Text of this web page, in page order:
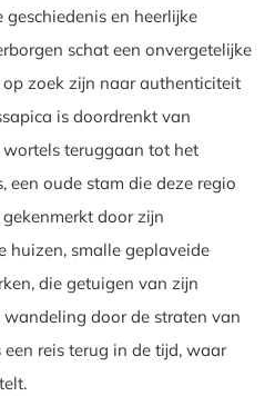
geschiedenis en heerlijke
schat een onvergetelijke
zoek zijn naar authenticiteit
is doordrenkt van
teruggaan tot het
een oude stam die deze regio
door zijn
huizen, smalle geplaveide
die getuigen van zijn
door de straten van
reis terug in de tijd, waar